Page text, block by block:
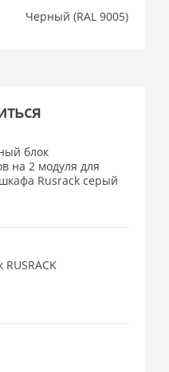
Черный (RAL 9005)
блок
на 2 модуля для
Rusrack серый
RUSRACK